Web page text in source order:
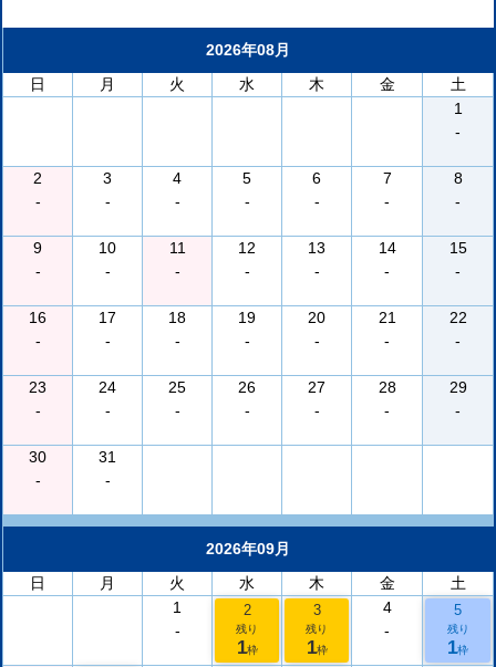
2026年08月
日
月 火 水 木 金
土
1
-
2
-
3
-
4
-
5
-
6
-
7
-
8
-
9
-
10
-
11
-
12
-
13
-
14
-
15
-
16
-
17
-
18
-
19
-
20
-
21
-
22
-
23
-
24
-
25
-
26
-
27
-
28
-
29
-
30
-
31
-
2026年09月
日
月 火 水 木 金
土
1
-
2
残り
1枠
3
残り
1枠
4
-
5
残り
1枠